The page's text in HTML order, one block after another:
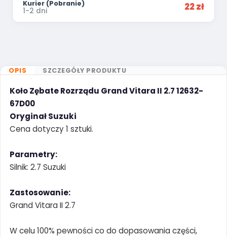
Kurier (Pobranie)
1-2 dni 22 zł
OPIS SZCZEGÓŁY PRODUKTU
Koło Zębate Rozrządu Grand Vitara II 2.7 12632-
67D00
Oryginał Suzuki
Cena dotyczy 1 sztuki.
Parametry:
Silnik: 2.7 Suzuki
Zastosowanie:
Grand Vitara II 2.7
W celu 100% pewności co do dopasowania części,